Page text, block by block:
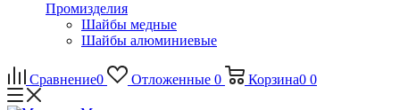
Промизделия
Шайбы медные
Шайбы алюминиевые
Сравнение0 Отложенные 0 Корзина0 0